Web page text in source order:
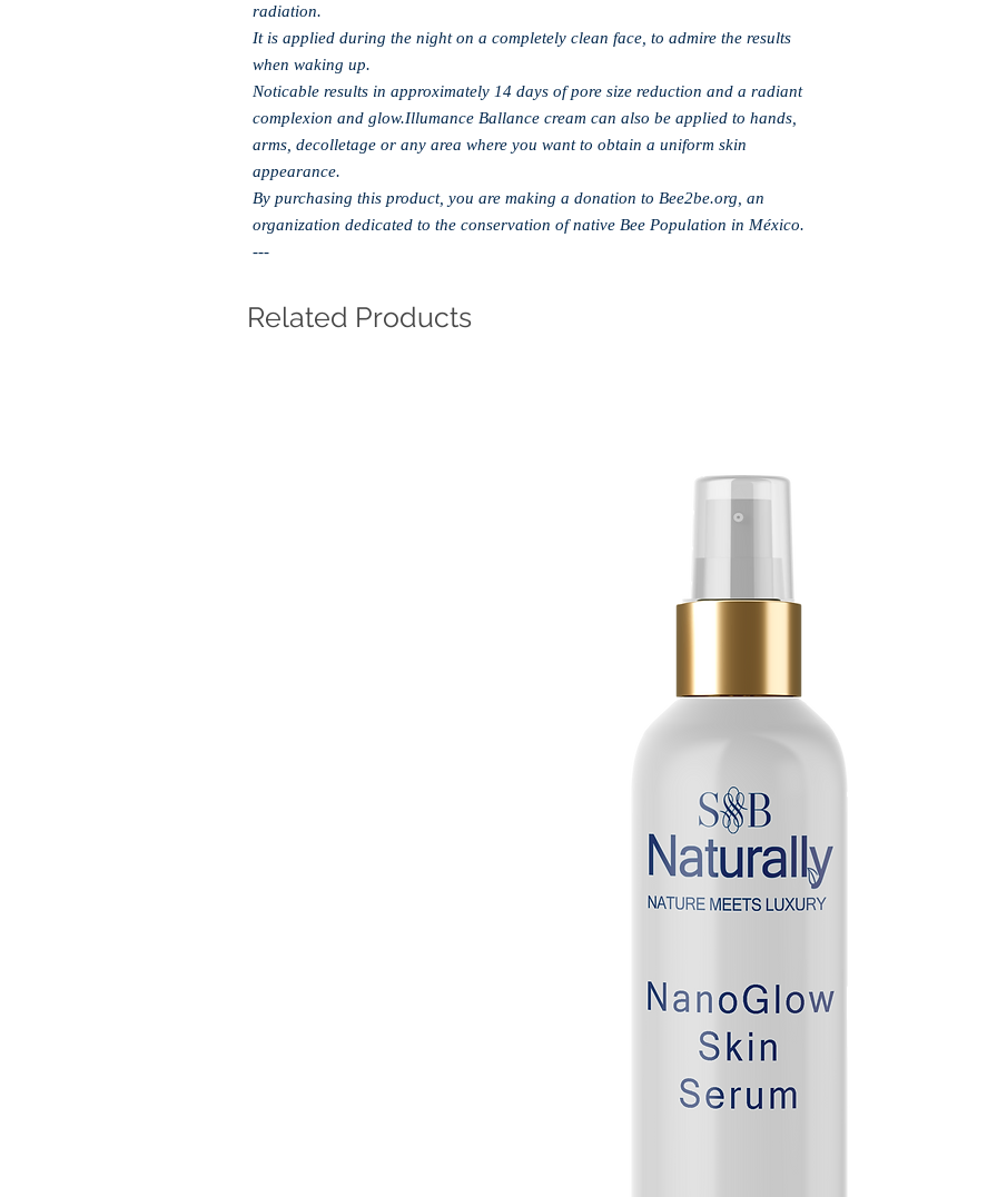
radiation.
It is applied during the night on a completely clean face, to admire the results
when waking up.
Noticable results in approximately 14 days of pore size reduction and a radiant
complexion and glow.Illumance Ballance cream can also be applied to hands,
arms, decolletage or any area where you want to obtain a uniform skin
appearance.
By purchasing this product, you are making a donation to Bee2be.org, an
organization dedicated to the conservation of native Bee Population in México.
---
Related Products